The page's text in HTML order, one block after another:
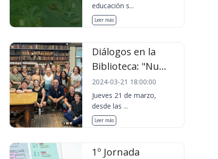
educación s...
Leer más
Diálogos en la
Biblioteca: "Nu...
2024-03-21 18:00:00
Jueves 21 de marzo,
desde las ...
Leer más
1º Jornada